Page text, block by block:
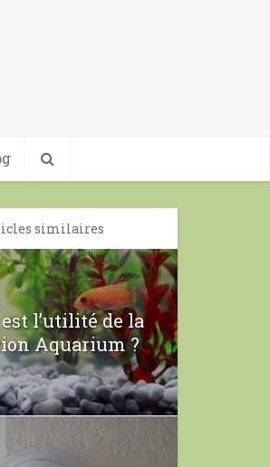
similaires
l’utilité de la
Aquarium ?